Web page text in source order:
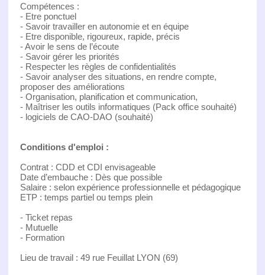
Compétences :
- Etre ponctuel
- Savoir travailler en autonomie et en équipe
- Etre disponible, rigoureux, rapide, précis
- Avoir le sens de l’écoute
- Savoir gérer les priorités
- Respecter les règles de confidentialités
- Savoir analyser des situations, en rendre compte,
proposer des améliorations
- Organisation, planification et communication,
- Maîtriser les outils informatiques (Pack office souhaité)
- logiciels de CAO-DAO (souhaité)
Conditions d'emploi :
Contrat : CDD et CDI envisageable
Date d’embauche : Dès que possible
Salaire : selon expérience professionnelle et pédagogique
ETP : temps partiel ou temps plein
- Ticket repas
- Mutuelle
- Formation
Lieu de travail : 49 rue Feuillat LYON (69)